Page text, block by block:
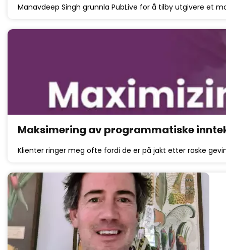
Manavdeep Singh grunnla PubLive for å tilby utgivere et
Maksimering av programmatiske
Klienter ringer meg ofte fordi de er på jakt etter raske